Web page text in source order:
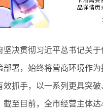
贯彻习近平总书记关于
部署，始终将营商环境作
效抓手，以一系列更具突
至目前，全市经营主体